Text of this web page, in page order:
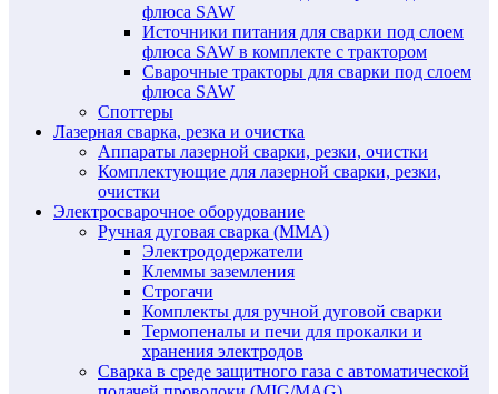
флюса SAW
Источники питания для сварки под слоем
флюса SAW в комплекте с трактором
Сварочные тракторы для сварки под слоем
флюса SAW
Споттеры
Лазерная сварка, резка и очистка
Аппараты лазерной сварки, резки, очистки
Комплектующие для лазерной сварки, резки,
очистки
Электросварочное оборудование
Ручная дуговая сварка (MMA)
Электрододержатели
Клеммы заземления
Строгачи
Комплекты для ручной дуговой сварки
Термопеналы и печи для прокалки и
хранения электродов
Сварка в среде защитного газа с автоматической